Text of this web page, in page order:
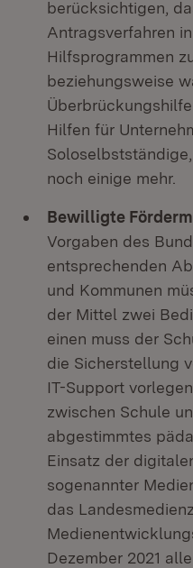
berücksichtigen,
Antragsverfahren
Hilfsprogrammen
beziehungsweise
Hilfen für
noch einige mehr.
Bewilligte
Vorgaben des
entsprechenden
und Kommunen
der Mittel zwei
einen muss der
die Sicherstellung
IT-Support
zwischen Schule
abgestimmtes
Einsatz der
sogenannter
das
Dezember 2021